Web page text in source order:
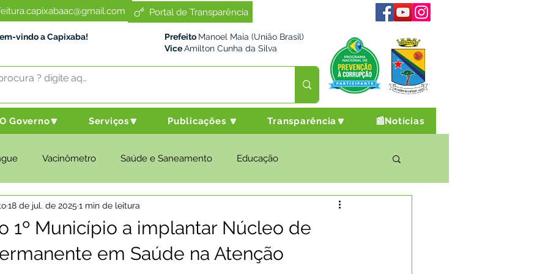
Portal de Transparência
vindo a Capixaba! Prefeito Manoel Maia (União Brasil)
ViceAmilton Cunha da Silva
O Governo🔽 Serviços🔽 Publicações 🔽 Transparência🔽 📰Notícias
Vacinômetro Saúde e Saneamento Educação
e Meio Ambiente Desenvolvimento Social Desporto Cultura e Lazer
e Governo Políticas Públicas Nota de Pesar
1º Município a implantar Núcleo de
em Saúde na Atenção
18 de jul. de 2025 1 min de leitura